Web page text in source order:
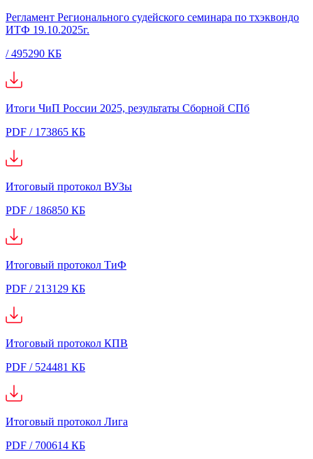
Регламент Регионального судейского семинара по тхэквондо
ИТФ 19.10.2025г.
/ 495290 КБ
Итоги ЧиП России 2025, результаты Сборной СПб
PDF / 173865 КБ
Итоговый протокол ВУЗы
PDF / 186850 КБ
Итоговый протокол ТиФ
PDF / 213129 КБ
Итоговый протокол КПВ
PDF / 524481 КБ
Итоговый протокол Лига
PDF / 700614 КБ